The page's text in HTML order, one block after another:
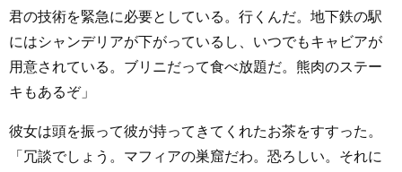
君の技術を緊急に必要としている。行くんだ。地下鉄の駅
にはシャンデリアが下がっているし、いつでもキャビアが
用意されている。ブリニだって食べ放題だ。熊肉のステー
キもあるぞ」
彼女は頭を振って彼が持ってきてくれたお茶をすすった。
「冗談でしょう。マフィアの巣窟だわ。恐ろしい。それに